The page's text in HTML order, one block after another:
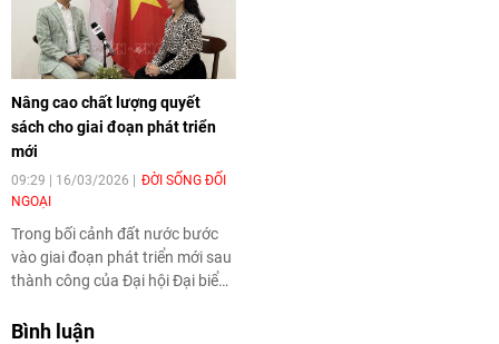
lừa đảo trực tuyến, cờ bạc bất
hợp pháp và các hoạt động môi
giới trá hình có dấu hiệu vi phạm
pháp luật sở tại.
Nâng cao chất lượng quyết
sách cho giai đoạn phát triển
mới
09:29 | 16/03/2026
ĐỜI SỐNG ĐỐI
NGOẠI
Trong bối cảnh đất nước bước
vào giai đoạn phát triển mới sau
thành công của Đại hội Đại biểu
XIV) của Đảng Cộng sản Việt
Bình luận